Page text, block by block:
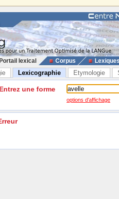
Portail lexical Corpus
Lexicographie Etymologie
Entrez une forme
options d'affichage